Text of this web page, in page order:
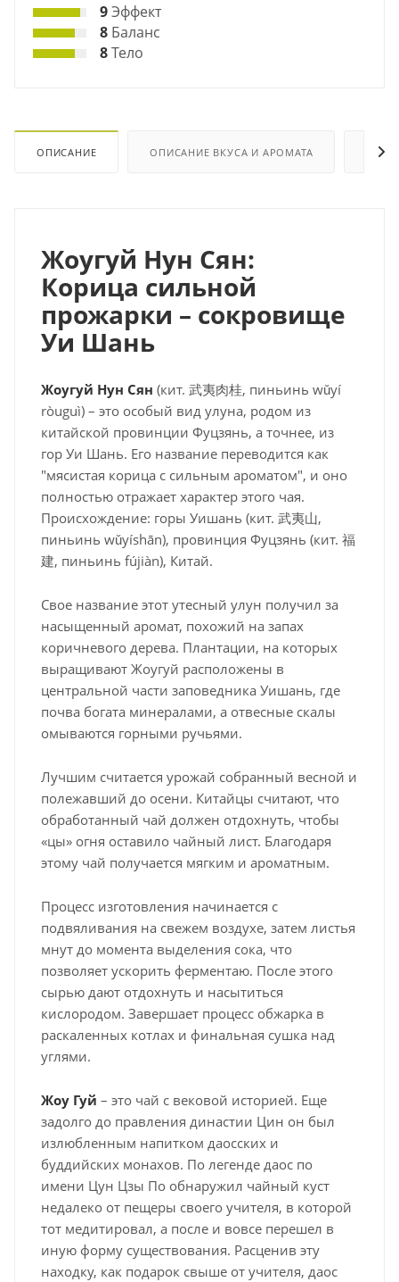
9Эффект
8 Баланс
8Тело
ОПИСАНИЕ ОПИСАНИЕ ВКУСА И АРОМАТА
Жоугуй Нун Сян:
Корица сильной
прожарки – сокровище
Уи Шань
Жоугуй Нун Сян (кит. 武夷肉桂, пиньинь wǔyí
ròuguì) – это особый вид улуна, родом из
китайской провинции Фуцзянь, а точнее, из
гор Уи Шань. Его название переводится как
"мясистая корица с сильным ароматом", и оно
полностью отражает характер этого чая.
Происхождение: горы Уишань (кит. 武夷山,
пиньинь wǔyíshān), провинция Фуцзянь (кит. 福
建, пиньинь fújiàn), Китай.
Свое название этот утесный улун получил за
насыщенный аромат, похожий на запах
коричневого дерева. Плантации, на которых
выращивают Жоугуй расположены в
центральной части заповедника Уишань, где
почва богата минералами, а отвесные скалы
омываются горными ручьями.
Лучшим считается урожай собранный весной и
полежавший до осени. Китайцы считают, что
обработанный чай должен отдохнуть, чтобы
«цы» огня оставило чайный лист. Благодаря
этому чай получается мягким и ароматным.
Процесс изготовления начинается с
подвяливания на свежем воздухе, затем листья
мнут до момента выделения сока, что
позволяет ускорить ферментаю. После этого
сырью дают отдохнуть и насытиться
кислородом. Завершает процесс обжарка в
раскаленных котлах и финальная сушка над
углями.
Жоу Гуй – это чай с вековой историей. Еще
задолго до правления династии Цин он был
излюбленным напитком даосских и
буддийских монахов. По легенде даос по
имени Цун Цзы По обнаружил чайный куст
недалеко от пещеры своего учителя, в которой
тот медитировал, а после и вовсе перешел в
иную форму существования. Расценив эту
находку, как подарок свыше от учителя, даос